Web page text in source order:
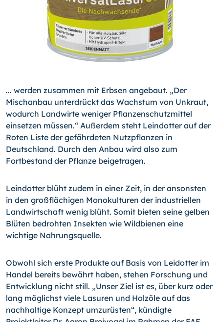
... werden zusammen mit Erbsen angebaut. „Der
Mischanbau unterdrückt das Wachstum von Unkraut,
wodurch Landwirte weniger Pflanzenschutzmittel
einsetzen müssen.“ Außerdem steht Leindotter auf der
Roten Liste der gefährdeten Nutzpflanzen in
Deutschland. Durch den Anbau wird also zum
Fortbestand der Pflanze beigetragen.
Leindotter blüht zudem in einer Zeit, in der ansonsten
in den großflächigen Monokulturen der industriellen
Landwirtschaft wenig blüht. Somit bieten seine gelben
Blüten bedrohten Insekten wie Wildbienen eine
wichtige Nahrungsquelle.
Obwohl sich erste Produkte auf Basis von Leidotter im
Handel bereits bewährt haben, stehen Forschung und
Entwicklung nicht still. „Unser Ziel ist es, über kurz oder
lang möglichst viele Lasuren und Holzöle auf das
nachhaltige Konzept umzurüsten“, kündigte